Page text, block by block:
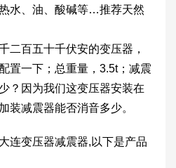
水、油、酸碱等…推荐天然
二百五十千伏安的变压器，
置一下；总重量，3.5t；减震
？因为我们这变压器安装在
装减震器能否消音多少。
连变压器减震器,以下是产品